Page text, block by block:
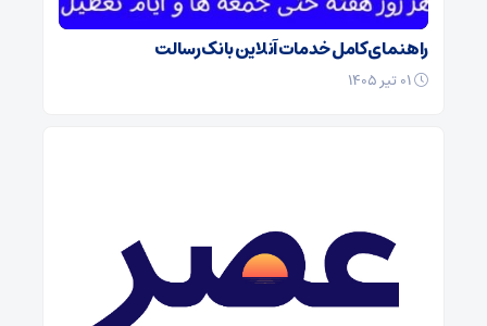
راهنمای کامل خدمات آنلاین بانک رسالت